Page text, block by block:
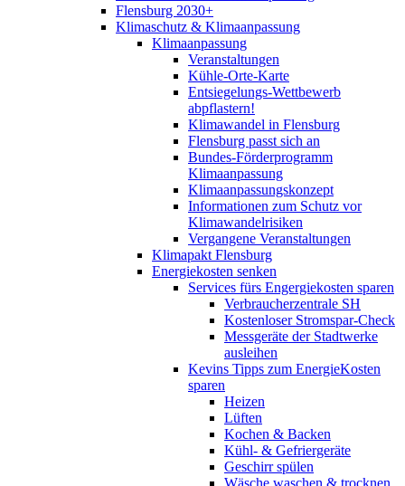
Flensburg 2030+
Klimaschutz & Klimaanpassung
Klimaanpassung
Veranstaltungen
Kühle-Orte-Karte
Entsiegelungs-Wettbewerb
abpflastern!
Klimawandel in Flensburg
Flensburg passt sich an
Bundes-Förderprogramm
Klimaanpassung
Klimaanpassungskonzept
Informationen zum Schutz vor
Klimawandelrisiken
Vergangene Veranstaltungen
Klimapakt Flensburg
Energiekosten senken
Services fürs Engergiekosten sparen
Verbraucherzentrale SH
Kostenloser Stromspar-Check
Messgeräte der Stadtwerke
ausleihen
Kevins Tipps zum EnergieKosten
sparen
Heizen
Lüften
Kochen & Backen
Kühl- & Gefriergeräte
Geschirr spülen
Wäsche waschen & trocknen